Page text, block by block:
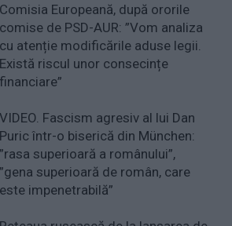
Comisia Europeană, după ororile
comise de PSD-AUR: ”Vom analiza
cu atenție modificările aduse legii.
Există riscul unor consecințe
financiare”
VIDEO. Fascism agresiv al lui Dan
Puric într-o biserică din München:
”rasa superioară a românului”,
”gena superioară de român, care
este impenetrabilă”